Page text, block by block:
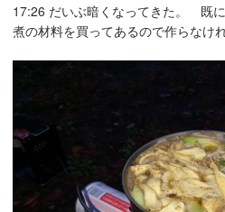
17:26 だいぶ暗くなってきた。 既
煮の材料を買ってあるので作らなけれ